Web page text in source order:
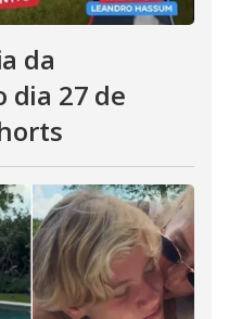
da
dia 27 de